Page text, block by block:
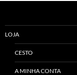
LOJA
CESTO
A MINHA CONTA